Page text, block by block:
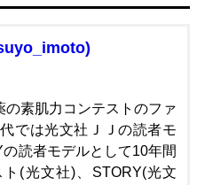
素肌力コンテストのファ
では光文社ＪＪの読者モ
読者モデルとして10年間
(光文社)、STORY(光文